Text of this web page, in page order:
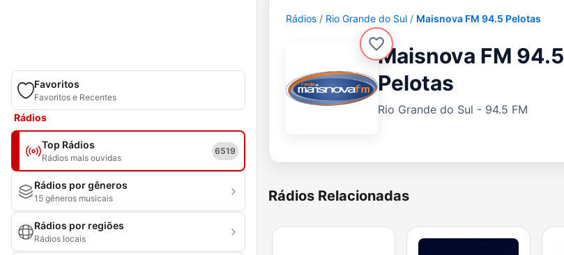
Favoritos
Favoritos e Recentes
Rádios
Top Rádios
Rádios mais ouvidas
6519
Rádios por gêneros
15 gêneros musicais
Rádios por regiões
Rádios locais
Rádios Rio Grande do Sul Maisnova FM 94.5 Pelotas
Maisnova FM 94.5
Pelotas
Rio Grande do Sul - 94.5 FM
Rádios Relacionadas